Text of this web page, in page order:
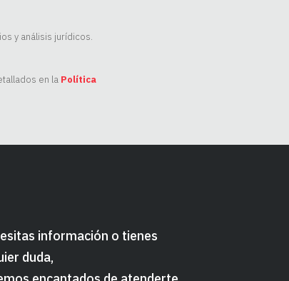
y análisis jurídicos.
en la Política
información o tienes
duda,